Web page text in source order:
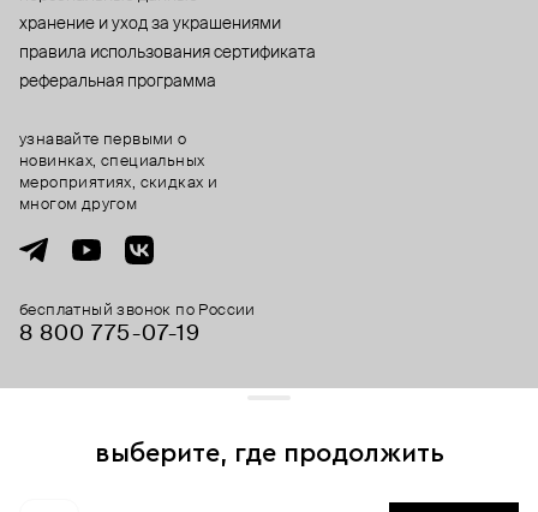
хранение и уход за украшениями
правила использования сертификата
реферальная программа
бесплатный звонок по России
8 800 775⁠-07⁠-19
узнавайте первыми о
новинках, специальных
мероприятиях, скидках и
многом другом
выберите, где продолжить